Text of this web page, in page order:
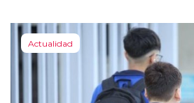
Actualidad